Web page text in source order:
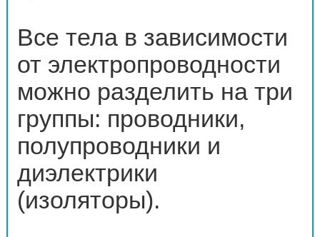
Все тела в зависимости
от электропроводности
можно разделить на три
группы: проводники,
полупроводники и
диэлектрики
(изоляторы).